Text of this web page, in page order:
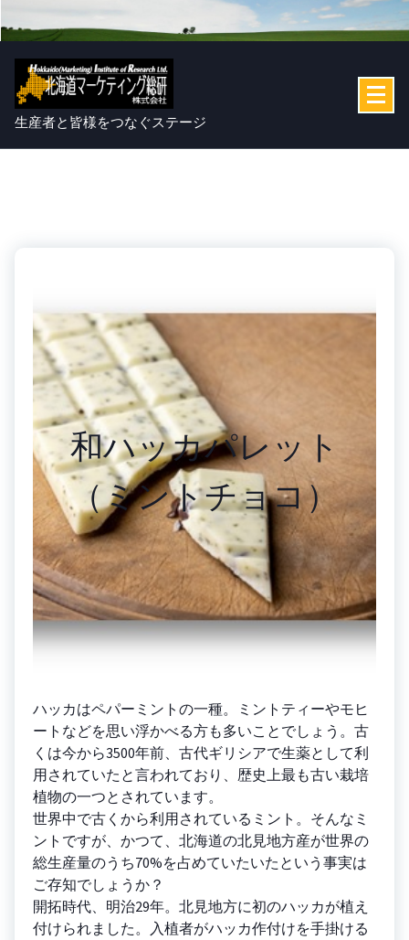
ン
生産者と皆様をつなぐステージ
和ハッカパレット
（ミントチョコ）
ハッカはペパーミントの一種。ミントティーやモヒ
ートなどを思い浮かべる方も多いことでしょう。古
くは今から3500年前、古代ギリシアで生薬として利
用されていたと言われており、歴史上最も古い栽培
植物の一つとされています。
世界中で古くから利用されているミント。そんなミ
ントですが、かつて、北海道の北見地方産が世界の
総生産量のうち70%を占めていたいたという事実は
ご存知でしょうか？
開拓時代、明治29年。北見地方に初のハッカが植え
付けられました。入植者がハッカ作付けを手掛ける